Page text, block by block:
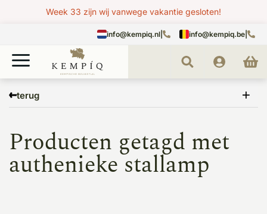
Week 33 zijn wij vanwege vakantie gesloten!
info@kempiq.nl info@kempiq.be
terug
authenieke stallamp
Producten getagd met
authenieke stallamp